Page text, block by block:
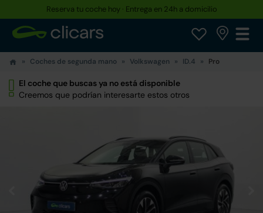
Reserva tu coche hoy · Entrega en 24h a domicilio
Coches de segunda mano Volkswagen ID.4 Pro
El coche que buscas ya no está disponible
Creemos que podrían interesarte estos otros